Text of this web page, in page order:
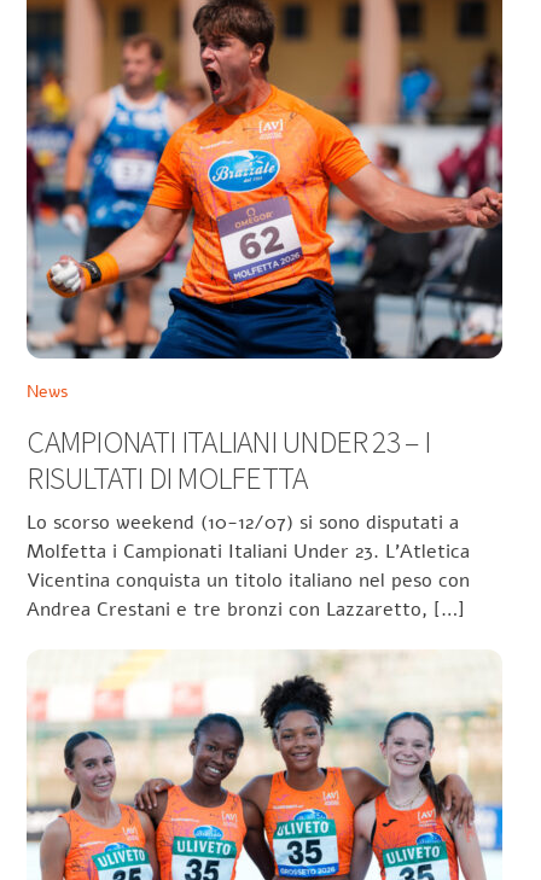
News
CAMPIONATI ITALIANI UNDER 23 – I
RISULTATI DI MOLFETTA
Lo scorso weekend (10-12/07) si sono disputati a
Molfetta i Campionati Italiani Under 23. L’Atletica
Vicentina conquista un titolo italiano nel peso con
Andrea Crestani e tre bronzi con Lazzaretto, […]